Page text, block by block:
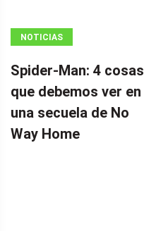
NOTICIAS
Spider-Man: 4 cosas
que debemos ver en
una secuela de No
Way Home